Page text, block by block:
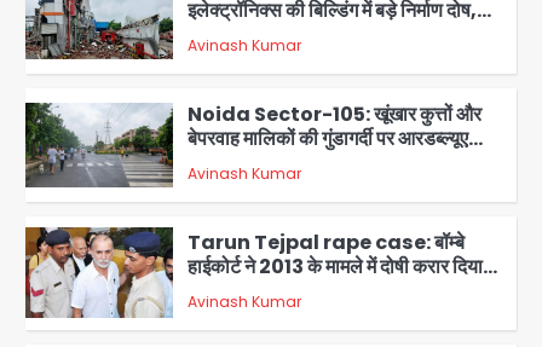
2
कंक्रीट बीम तिरछा; पीडब्ल्यूडी ऑडिट में
चौंकाने वाला खुलासा
Avinash Kumar
3
Noida Sector-105: खूंखार कुत्तों और
बेपरवाह मालिकों की गुंडागर्दी पर आरडब्ल्यूए
अध्यक्ष दिव्य कृष्णात्रेय का करारा हमला,
पुलिस-प्राधिकरण से सख्त कार्रवाई की मांग
Avinash Kumar
4
Tarun Tejpal rape case: बॉम्बे
हाईकोर्ट ने 2013 के मामले में दोषी करार दिया,
10 साल की सजा सुनाई
Avinash Kumar